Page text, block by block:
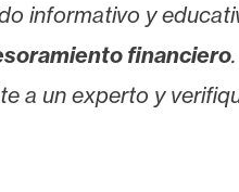
informativo y
financiero
a un experto y